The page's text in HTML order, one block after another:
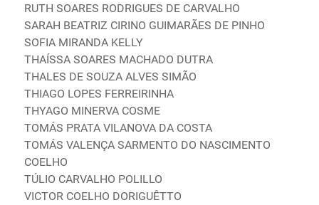
RUTH SOARES RODRIGUES DE CARVALHO
SARAH BEATRIZ CIRINO GUIMARÃES DE PINHO
SOFIA MIRANDA KELLY
THAÍSSA SOARES MACHADO DUTRA
THALES DE SOUZA ALVES SIMÃO
THIAGO LOPES FERREIRINHA
THYAGO MINERVA COSME
TOMÁS PRATA VILANOVA DA COSTA
TOMÁS VALENÇA SARMENTO DO NASCIMENTO
COELHO
TÚLIO CARVALHO POLILLO
VICTOR COELHO DORIGUÊTTO